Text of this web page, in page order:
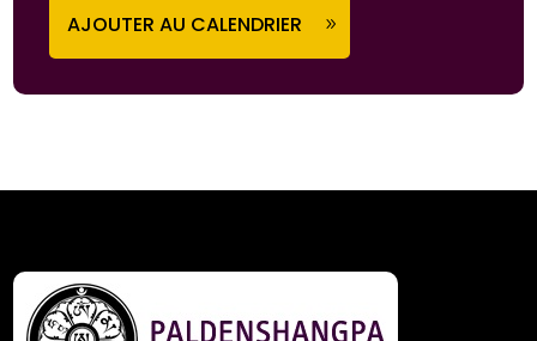
AJOUTER AU CALENDRIER